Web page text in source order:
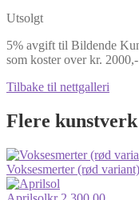
Utsolgt
5% avgift til Bildende
som koster over kr.
Tilbake til nettgalleri
Flere
Voksesmerter (rød variant)